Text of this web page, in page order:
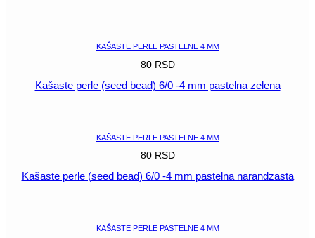
KAŠASTE PERLE PASTELNE 4 MM
80 RSD
Kašaste perle (seed bead) 6/0 -4 mm pastelna zelena
KAŠASTE PERLE PASTELNE 4 MM
80 RSD
Kašaste perle (seed bead) 6/0 -4 mm pastelna narandzasta
KAŠASTE PERLE PASTELNE 4 MM